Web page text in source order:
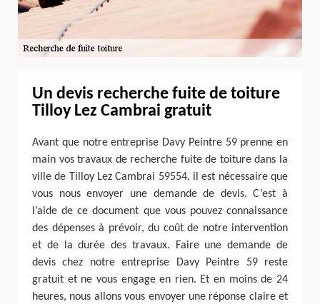
Un devis recherche fuite de toiture
Tilloy Lez Cambrai gratuit
Avant que notre entreprise Davy Peintre 59 prenne en
main vos travaux de recherche fuite de toiture dans la
ville de Tilloy Lez Cambrai 59554, il est nécessaire que
vous nous envoyer une demande de devis. C’est à
l’aide de ce document que vous pouvez connaissance
des dépenses à prévoir, du coût de notre intervention
et de la durée des travaux. Faire une demande de
devis chez notre entreprise Davy Peintre 59 reste
gratuit et ne vous engage en rien. Et en moins de 24
heures, nous allons vous envoyer une réponse claire et